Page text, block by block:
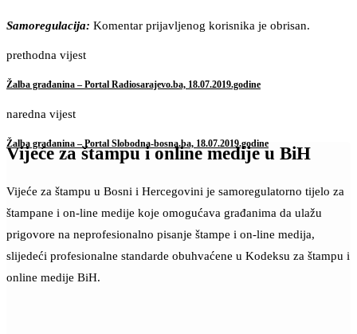
Samoregulacija: Komentar prijavljenog korisnika je obrisan.
prethodna vijest
Žalba građanina – Portal Radiosarajevo.ba, 18.07.2019.godine
naredna vijest
Žalba građanina – Portal Slobodna-bosna.ba, 18.07.2019.godine
Vijeće za štampu i online medije u BiH
Vijeće za štampu u Bosni i Hercegovini je samoregulatorno tijelo za
štampane i on-line medije koje omogućava građanima da ulažu
prigovore na neprofesionalno pisanje štampe i on-line medija,
slijedeći profesionalne standarde obuhvaćene u Kodeksu za štampu i
online medije BiH.